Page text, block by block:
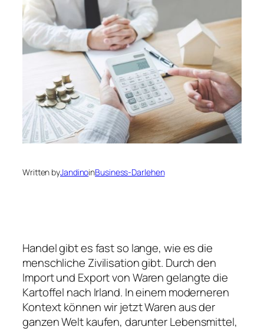
Written byJandinoinBusiness-Darlehen
Handel gibt es fast so lange, wie es die
menschliche Zivilisation gibt. Durch den
Import und Export von Waren gelangte die
Kartoffel nach Irland. In einem moderneren
Kontext können wir jetzt Waren aus der
ganzen Welt kaufen, darunter Lebensmittel,